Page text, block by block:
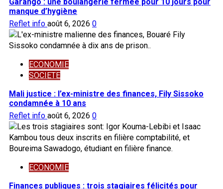
manque d’hygiène
Reflet info août 6, 2026 0
ECONOMIE
SOCIETE
Mali justice : l’ex-ministre des finances, Fily Sissoko
condamnée à 10 ans
Reflet info août 6, 2026 0
ECONOMIE
Finances publiques : trois stagiaires félicités pour